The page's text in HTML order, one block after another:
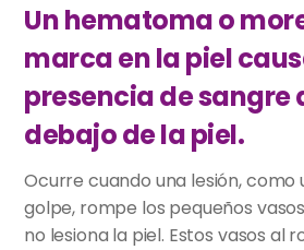
Un hematoma o
marca en la piel
presencia de
debajo de la piel.
Ocurre cuando una lesión, como
golpe, rompe los pequeños
no lesiona la piel. Estos vasos al